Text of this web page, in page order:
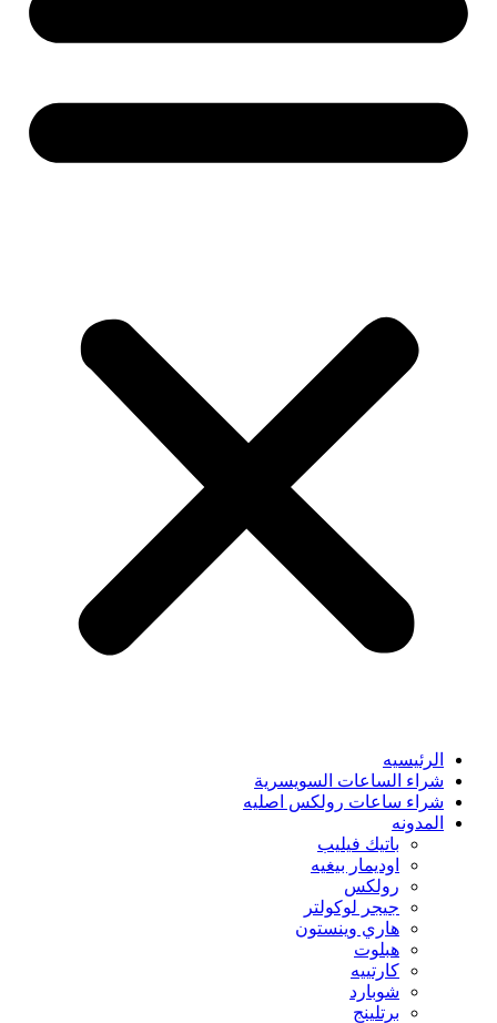
الرئيسيه
شراء الساعات السويسرية
شراء ساعات رولكس اصليه
المدونه
باتيك فيليب
اوديمار بيغيه
رولكس
جيجر لوكولتر
هاري وينستون
هبلوت
كارتييه
شوبارد
برتلينج